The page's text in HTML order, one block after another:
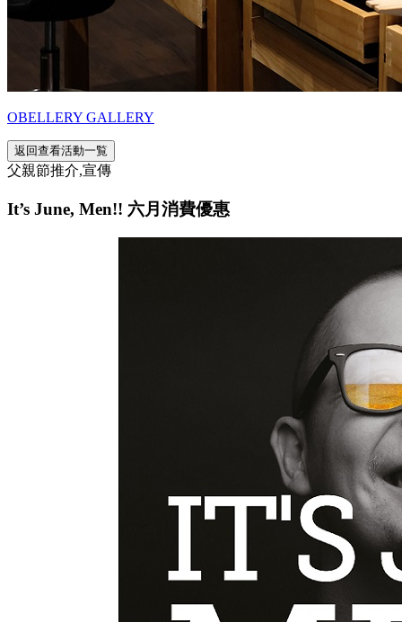
OBELLERY GALLERY
返回查看活動一覧
父親節推介,宣傳
It’s June, Men!! 六月消費優惠